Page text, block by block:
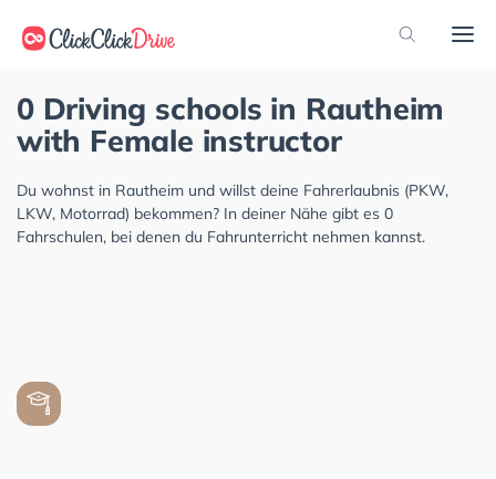
0 Driving schools in Rautheim
with Female instructor
Du wohnst in Rautheim und willst deine Fahrerlaubnis (PKW,
LKW, Motorrad) bekommen? In deiner Nähe gibt es 0
Fahrschulen, bei denen du Fahrunterricht nehmen kannst.